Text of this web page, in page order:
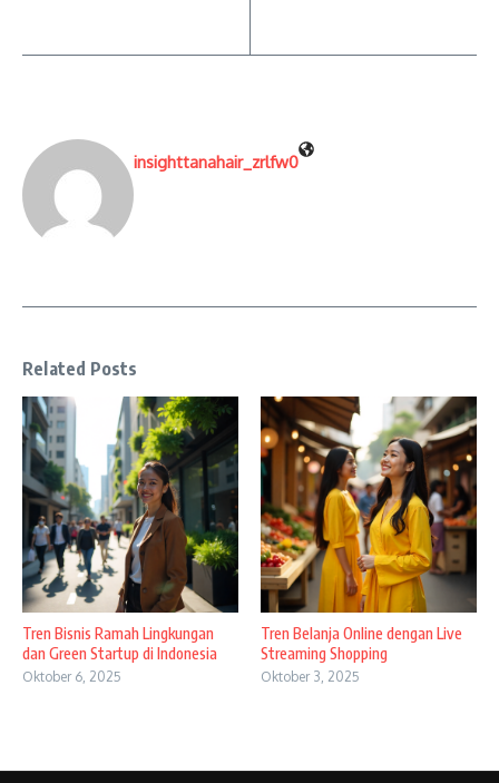
insighttanahair_zrlfw0
Related Posts
Tren Bisnis Ramah Lingkungan
dan Green Startup di Indonesia
Oktober 6, 2025
Tren Belanja Online dengan Live
Streaming Shopping
Oktober 3, 2025